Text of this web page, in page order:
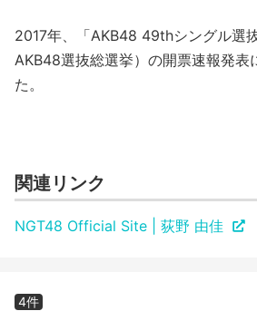
2017年、「AKB48 49thシングル選
AKB48選抜総選挙）の開票速報発表
た。
関連リンク
NGT48 Official Site | 荻野 由佳
4件